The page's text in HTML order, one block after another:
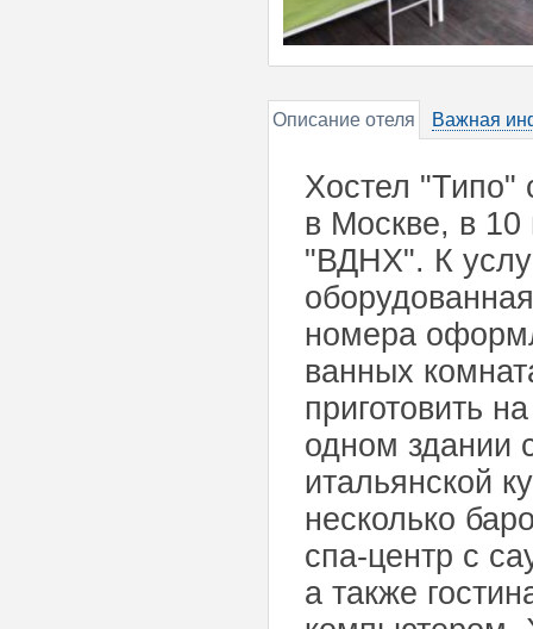
Описание отеля Важная
Хостел "Типо"
в Москве, в 10
"ВДНХ". К
номера
ванных
приготовить
одном здании
итальянской
несколько
спа-центр с
а также